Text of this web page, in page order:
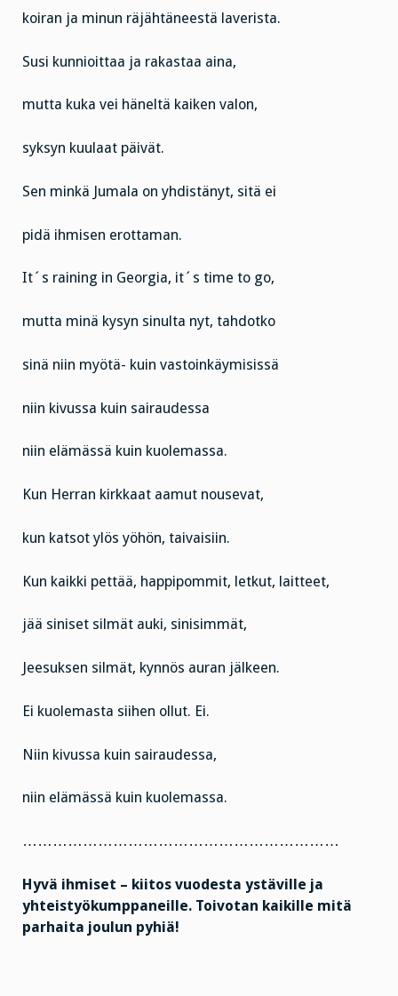
koiran ja minun räjähtäneestä laverista.
Susi kunnioittaa ja rakastaa aina,
mutta kuka vei häneltä kaiken valon,
syksyn kuulaat päivät.
Sen minkä Jumala on yhdistänyt, sitä ei
pidä ihmisen erottaman.
It´s raining in Georgia, it´s time to go,
mutta minä kysyn sinulta nyt, tahdotko
sinä niin myötä- kuin vastoinkäymisissä
niin kivussa kuin sairaudessa
niin elämässä kuin kuolemassa.
Kun Herran kirkkaat aamut nousevat,
kun katsot ylös yöhön, taivaisiin.
Kun kaikki pettää, happipommit, letkut, laitteet,
jää siniset silmät auki, sinisimmät,
Jeesuksen silmät, kynnös auran jälkeen.
Ei kuolemasta siihen ollut. Ei.
Niin kivussa kuin sairaudessa,
niin elämässä kuin kuolemassa.
………………………………………………………
Hyvä ihmiset – kiitos vuodesta ystäville ja
yhteistyökumppaneille. Toivotan kaikille mitä
parhaita joulun pyhiä!